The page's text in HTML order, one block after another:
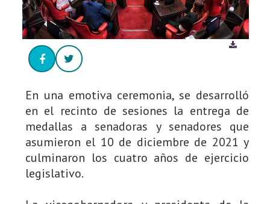
En una emotiva ceremonia, se desarrolló
en el recinto de sesiones la entrega de
medallas a senadoras y senadores que
asumieron el 10 de diciembre de 2021 y
culminaron los cuatro años de ejercicio
legislativo.